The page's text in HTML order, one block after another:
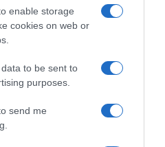
enable storage
cookies on web or
to be sent to
purposes.
send me